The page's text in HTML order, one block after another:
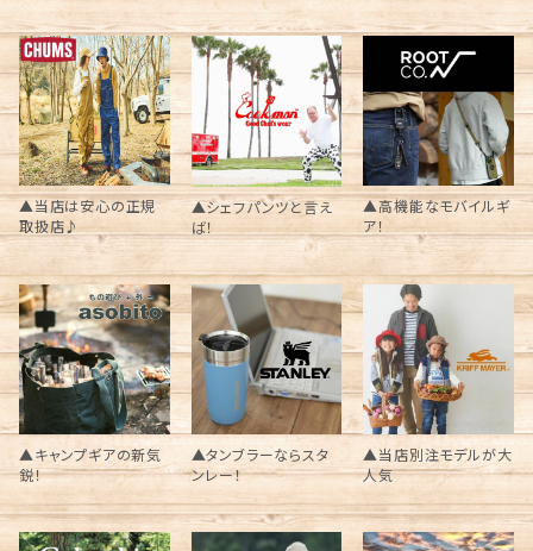
▲当店は安心の正規
取扱店♪
▲シェフパンツと言え
ば！
▲高機能なモバイルギ
ア！
▲キャンプギアの新気
鋭！
▲タンブラーならスタ
ンレー！
▲当店別注モデルが大
人気